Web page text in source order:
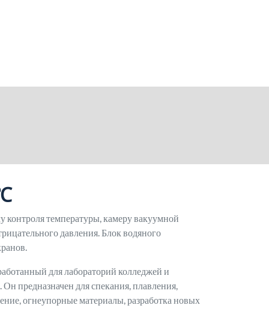
контроля температуры, камеру вакуумной
давления. Блок водяного
для лабораторий колледжей и
предназначен для спекания, плавления,
огнеупорные материалы, разработка новых